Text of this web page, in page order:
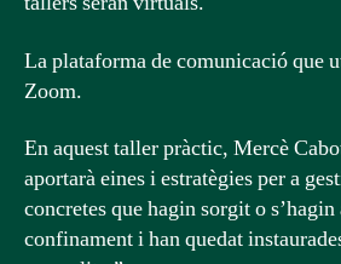
La plataforma de comunicació que
Zoom.
En aquest taller pràctic, Mercè
aportarà eines i estratègies per a
concretes que hagin sorgit o
confinament i han quedat